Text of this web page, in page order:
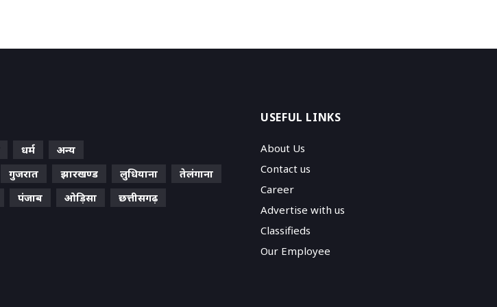
धर्म
अन्य
गुजरात झारखण्ड लुधियाना
तेलंगाना
पंजाब ओड़िसा छत्तीसगढ़
USEFUL LINKS
About Us
Contact us
Career
Advertise with us
Classifieds
Our Employee